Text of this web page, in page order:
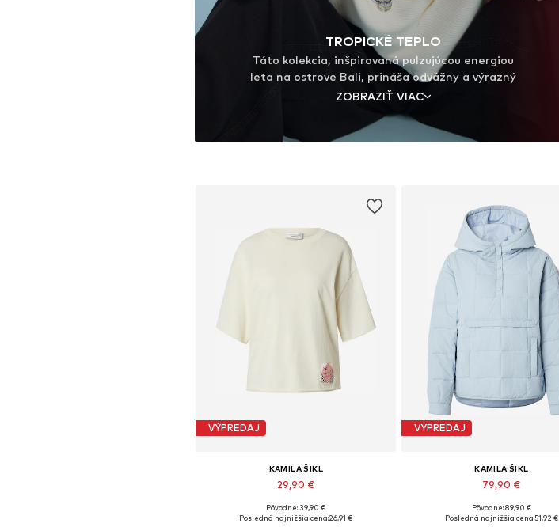
TROPICKÉ TEPLO
Táto kolekcia, inšpirovaná pulzujúcou energiou
leta na ostrove Bali, prináša odvážny a výrazný
boho štýl. Vzdušné látky, jemné háčkované
inšpiratívnymi citátmi prinášajú nový pohľad na
boho štýl s moderným nádychom. Od výrazných
letných okamihov.
ZOBRAZIŤ VIAC
VÝPREDAJ
KAMILA ŠIKL
29,90 €
Dostupné veľkosti: XS, S, M, L, XL
Pôvodne: 39,90 €
Posledná najnižšia cena:26,91 €
VÝPREDAJ
KAMILA ŠIKL
79,90 €
Dostupné veľkosti: XS, S, M, L
Pôvodne: 89,90 €
Posledná najnižšia cena:51,92 €